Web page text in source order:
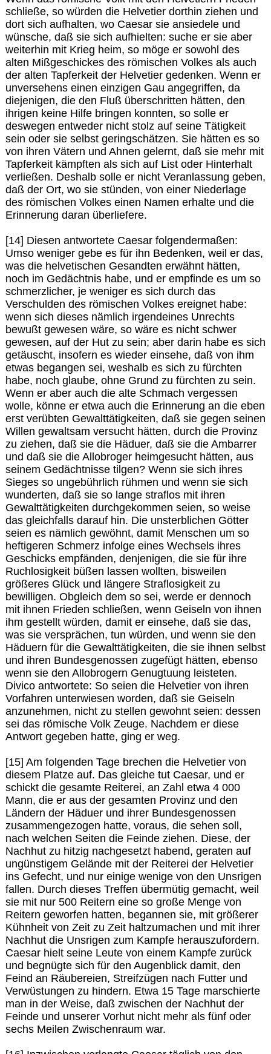
schließe, so würden die Helvetier dorthin ziehen und
dort sich aufhalten, wo Caesar sie ansiedele und
wünsche, daß sie sich aufhielten: suche er sie aber
weiterhin mit Krieg heim, so möge er sowohl des
alten Mißgeschickes des römischen Volkes als auch
der alten Tapferkeit der Helvetier gedenken. Wenn er
unversehens einen einzigen Gau angegriffen, da
diejenigen, die den Fluß überschritten hätten, den
ihrigen keine Hilfe bringen konnten, so solle er
deswegen entweder nicht stolz auf seine Tätigkeit
sein oder sie selbst geringschätzen. Sie hätten es so
von ihren Vätern und Ahnen gelernt, daß sie mehr mit
Tapferkeit kämpften als sich auf List oder Hinterhalt
verließen. Deshalb solle er nicht Veranlassung geben,
daß der Ort, wo sie stünden, von einer Niederlage
des römischen Volkes einen Namen erhalte und die
Erinnerung daran überliefere.
[14] Diesen antwortete Caesar folgendermaßen:
Umso weniger gebe es für ihn Bedenken, weil er das,
was die helvetischen Gesandten erwähnt hätten,
noch im Gedächtnis habe, und er empfinde es um so
schmerzlicher, je weniger es sich durch das
Verschulden des römischen Volkes ereignet habe:
wenn sich dieses nämlich irgendeines Unrechts
bewußt gewesen wäre, so wäre es nicht schwer
gewesen, auf der Hut zu sein; aber darin habe es sich
getäuscht, insofern es wieder einsehe, daß von ihm
etwas begangen sei, weshalb es sich zu fürchten
habe, noch glaube, ohne Grund zu fürchten zu sein.
Wenn er aber auch die alte Schmach vergessen
wolle, könne er etwa auch die Erinnerung an die eben
erst verübten Gewalttätigkeiten, daß sie gegen seinen
Willen gewaltsam versucht hätten, durch die Provinz
zu ziehen, daß sie die Häduer, daß sie die Ambarrer
und daß sie die Allobroger heimgesucht hätten, aus
seinem Gedächtnisse tilgen? Wenn sie sich ihres
Sieges so ungebührlich rühmen und wenn sie sich
wunderten, daß sie so lange straflos mit ihren
Gewalttätigkeiten durchgekommen seien, so weise
das gleichfalls darauf hin. Die unsterblichen Götter
seien es nämlich gewöhnt, damit Menschen um so
heftigeren Schmerz infolge eines Wechsels ihres
Geschicks empfänden, denjenigen, die sie für ihre
Ruchlosigkeit büßen lassen wollten, bisweilen
größeres Glück und längere Straflosigkeit zu
bewilligen. Obgleich dem so sei, werde er dennoch
mit ihnen Frieden schließen, wenn Geiseln von ihnen
ihm gestellt würden, damit er einsehe, daß sie das,
was sie versprächen, tun würden, und wenn sie den
Häduern für die Gewalttätigkeiten, die sie ihnen selbst
und ihren Bundesgenossen zugefügt hätten, ebenso
wenn sie den Allobrogern Genugtuung leisteten.
Divico antwortete: So seien die Helvetier von ihren
Vorfahren unterwiesen worden, daß sie Geiseln
anzunehmen, nicht zu stellen gewohnt seien: dessen
sei das römische Volk Zeuge. Nachdem er diese
Antwort gegeben hatte, ging er weg.
[15] Am folgenden Tage brechen die Helvetier von
diesem Platze auf. Das gleiche tut Caesar, und er
schickt die gesamte Reiterei, an Zahl etwa 4 000
Mann, die er aus der gesamten Provinz und den
Ländern der Häduer und ihrer Bundesgenossen
zusammengezogen hatte, voraus, die sehen soll,
nach welchen Seiten die Feinde ziehen. Diese, der
Nachhut zu hitzig nachgesetzt habend, geraten auf
ungünstigem Gelände mit der Reiterei der Helvetier
ins Gefecht, und nur einige wenige von den Unsrigen
fallen. Durch dieses Treffen übermütig gemacht, weil
sie mit nur 500 Reitern eine so große Menge von
Reitern geworfen hatten, begannen sie, mit größerer
Kühnheit von Zeit zu Zeit haltzumachen und mit ihrer
Nachhut die Unsrigen zum Kampfe herauszufordern.
Caesar hielt seine Leute von einem Kampfe zurück
und begnügte sich für den Augenblick damit, den
Feind an Räubereien, Streifzügen nach Futter und
Verwüstungen zu hindern. Etwa 15 Tage marschierte
man in der Weise, daß zwischen der Nachhut der
Feinde und unserer Vorhut nicht mehr als fünf oder
sechs Meilen Zwischenraum war.